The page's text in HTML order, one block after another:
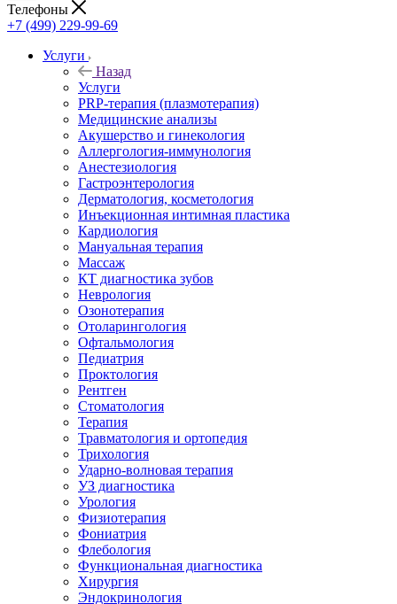
Телефоны
+7 (499) 229-99-69
Услуги
Назад
Услуги
PRP-терапия (плазмотерапия)
Медицинские анализы
Акушерство и гинекология
Аллергология-иммунология
Анестезиология
Гастроэнтерология
Дерматология, косметология
Инъекционная интимная пластика
Кардиология
Мануальная терапия
Массаж
КТ диагностика зубов
Неврология
Озонотерапия
Отоларингология
Офтальмология
Педиатрия
Проктология
Рентген
Стоматология
Терапия
Травматология и ортопедия
Трихология
Ударно-волновая терапия
УЗ диагностика
Урология
Физиотерапия
Фониатрия
Флебология
Функциональная диагностика
Хирургия
Эндокринология